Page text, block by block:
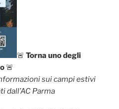
🚨 Torna uno degli
🚨
sui campi estivi
dall’AC Parma